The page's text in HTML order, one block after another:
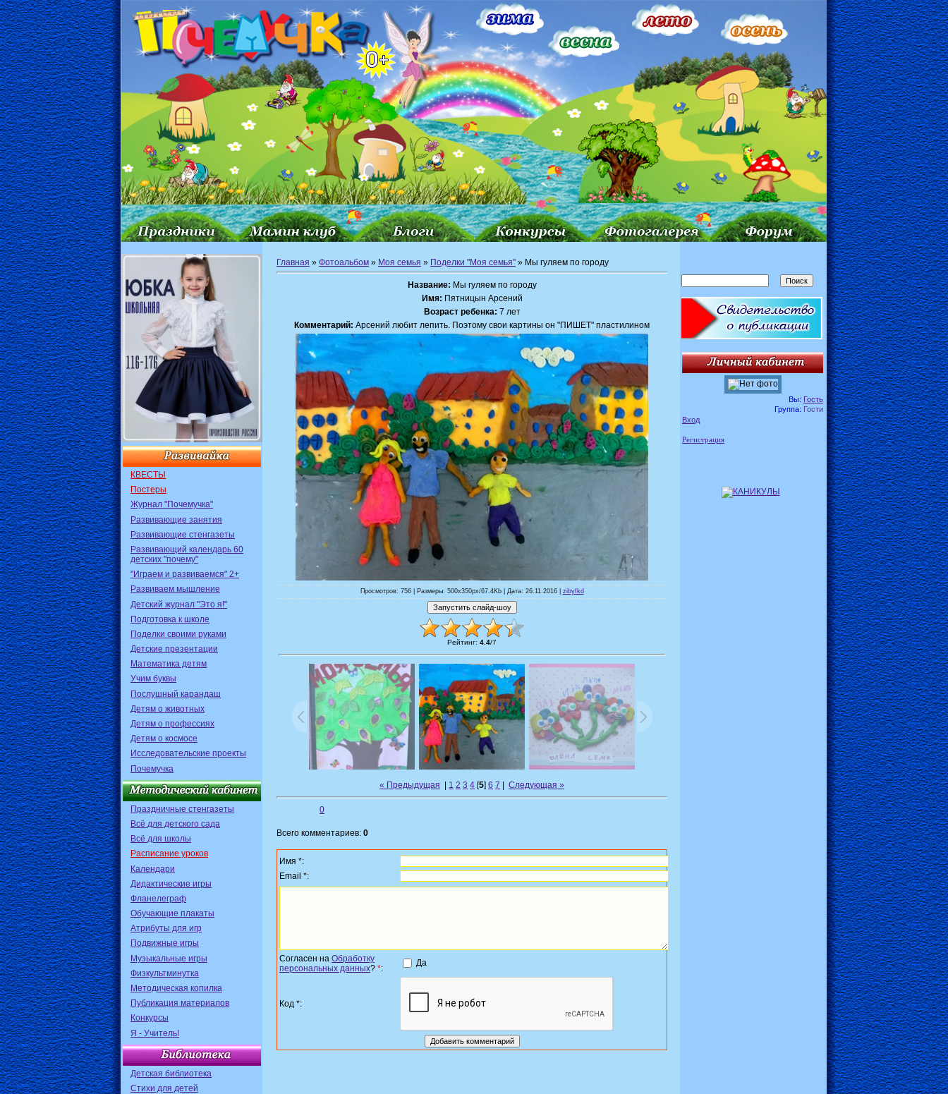
КВЕСТЫ
Постеры
Журнал "Почемучка"
Развивающие занятия
Развивающие стенгазеты
Развивающий календарь 60
детских "почему"
"Играем и развиваемся" 2+
Развиваем мышление
Детский журнал "Это я!"
Подготовка к школе
Поделки своими руками
Детские презентации
Математика детям
Учим буквы
Послушный карандаш
Детям о животных
Детям о профессиях
Детям о космосе
Исследовательские проекты
Почемучка
Праздничные стенгазеты
Всё для детского сада
Всё для школы
Расписание уроков
Календари
Дидактические игры
Фланелеграф
Обучающие плакаты
Атрибуты для игр
Подвижные игры
Музыкальные игры
Физкультминутка
Методическая копилка
Публикация материалов
Конкурсы
Я - Учитель!
Детская библиотека
Стихи для детей
Главная » Фотоальбом » Моя семья » Поделки "Моя семья" » Мы гуляем по городу
Название: Мы гуляем по городу
Имя: Пятницын Арсений
Возраст ребенка: 7 лет
Комментарий: Арсений любит лепить. Поэтому свои картины он "ПИШЕТ" пластилином
Просмотров: 756 | Размеры: 500x350px/67.4Kb | Дата: 26.11.2016 | zibyfkd
Рейтинг: 4.4/7
« Предыдущая 1 2 3 4 [5] 6 7 Следующая »
0
Всего комментариев: 0
Имя *:
Email *:
Согласен на Обработку
персональных данных? *:
Да
Код *:
Вы: Гость
Группа: Гости
Вход
Регистрация